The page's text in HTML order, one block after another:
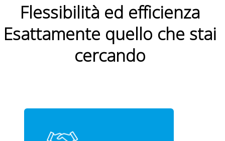
Flessibilità ed efficienza
Esattamente quello che stai
cercando